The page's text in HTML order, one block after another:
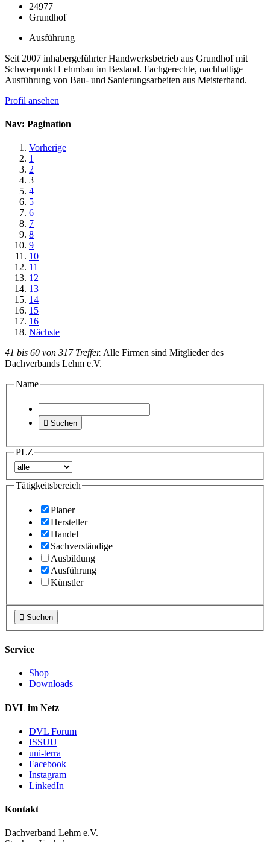
24977
Grundhof
Ausführung
Seit 2007 inhabergeführter Handwerksbetrieb aus Grundhof mit
Schwerpunkt Lehmbau im Bestand. Fachgerechte, nachhaltige
Ausführung von Bau- und Sanierungsarbeiten aus Meisterhand.
Profil ansehen
Nav: Pagination
Vorherige
1
2
3
4
5
6
7
8
9
10
11
12
13
14
15
16
Nächste
41 bis 60 von 317 Treffer. Alle Firmen sind Mitglieder des
Dachverbands Lehm e.V.
Name
 Suchen
PLZ
Tätigkeitsbereich
Planer
Hersteller
Handel
Sachverständige
Ausbildung
Ausführung
Künstler
 Suchen
Service
Shop
Downloads
DVL im Netz
DVL Forum
ISSUU
uni-terra
Facebook
Instagram
LinkedIn
Kontakt
Dachverband Lehm e.V.